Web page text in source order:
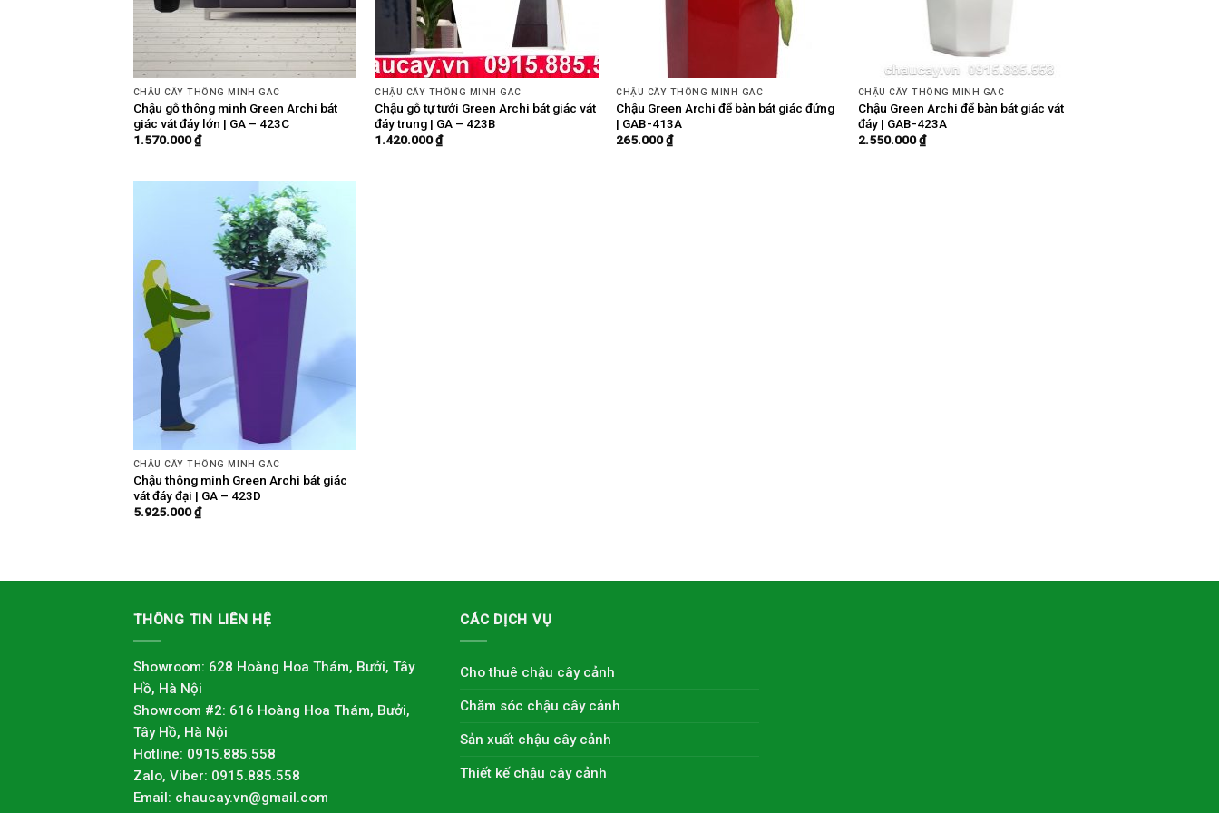
CHẬU CÂY THÔNG MINH GAC
Chậu gỗ thông minh Green Archi bát
giác vát đáy lớn | GA – 423C
1.570.000₫
CHẬU CÂY THÔNG MINH GAC
Chậu gỗ tự tưới Green Archi bát giác vát
đáy trung | GA – 423B
1.420.000₫
CHẬU CÂY THÔNG MINH GAC
Chậu Green Archi để bàn bát giác đứng
| GAB-413A
265.000₫
CHẬU CÂY THÔNG MINH GAC
Chậu Green Archi để bàn bát giác vát
đáy | GAB-423A
2.550.000₫
CHẬU CÂY THÔNG MINH GAC
Chậu thông minh Green Archi bát giác
vát đáy đại | GA – 423D
5.925.000₫
THÔNG TIN LIÊN HỆ
Showroom: 628 Hoàng Hoa Thám, Bưởi, Tây
Hồ, Hà Nội
Showroom #2: 616 Hoàng Hoa Thám, Bưởi,
Tây Hồ, Hà Nội
Hotline: 0915.885.558
Zalo, Viber: 0915.885.558
Email: chaucay.vn@gmail.com
CÁC DỊCH VỤ
Cho thuê chậu cây cảnh
Chăm sóc chậu cây cảnh
Sản xuất chậu cây cảnh
Thiết kế chậu cây cảnh